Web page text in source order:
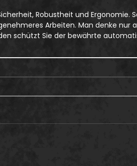
Robustheit und
Arbeiten. Man denke nur
schützt Sie der bewährte